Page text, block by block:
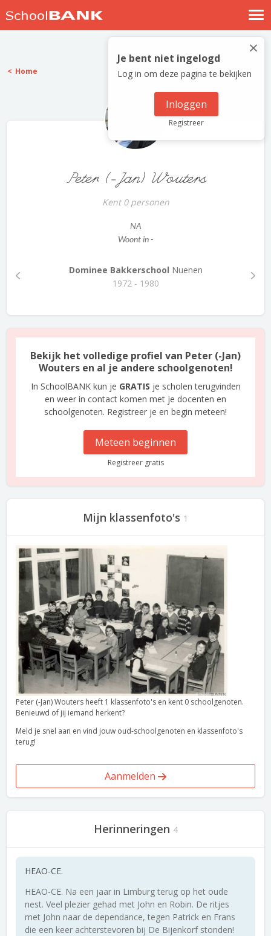
Nostalgische verhalen
Log in
Meld je gratis aan
×
Je bent niet ingelogd
Log in om deze pagina te bekijken
Inloggen
Registreer
Home
Peter (-Jan) Wouters
Kent 0 personen
NA
Woont in -
Dominee Bakkerschool Nuenen
1972 - 1980
Bekijk het volledige profiel van Peter (-Jan)
Wouters en al je andere schoolgenoten!
In SchoolBANK kun je GRATIS je scholen terugvinden
en weer in contact komen met je docenten en
schoolgenoten. Registreer je en begin meteen!
Meteen beginnen
Registreer gratis
Mijn klassenfoto's 1
Peter (-Jan) Wouters heeft 1 klassenfoto's en kent 0 schoolgenoten.
Benieuwd of jij iemand herkent?
Meld je snel aan en vind jouw oud-schoolgenoten en klassenfoto's
terug!
Aanmelden
Herinneringen 4
HEAO-CE.
HEAO-CE. Na een jaar in Limburg terug op het oude
nest. Veel plezier gehad met John en Robin. De ritjes
met John naar de dependance, tegen Patrick en Frans
die een keer achterstevoren bij De Bijenkorf stonden!